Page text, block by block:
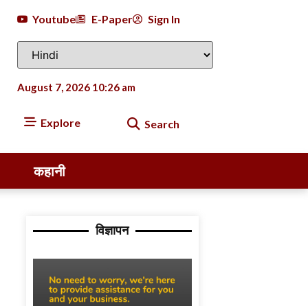
Youtube E-Paper Sign In
August 7, 2026 10:26 am
Explore Search
कहानी
विज्ञापन